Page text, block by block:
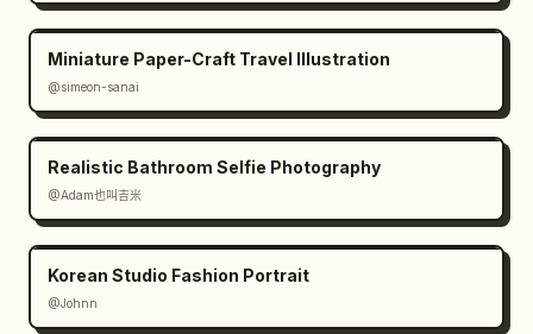
Miniature Paper-Craft Travel Illustration
@simeon-sanai
Realistic Bathroom Selfie Photography
@Adam也叫吉米
Korean Studio Fashion Portrait
@Johnn